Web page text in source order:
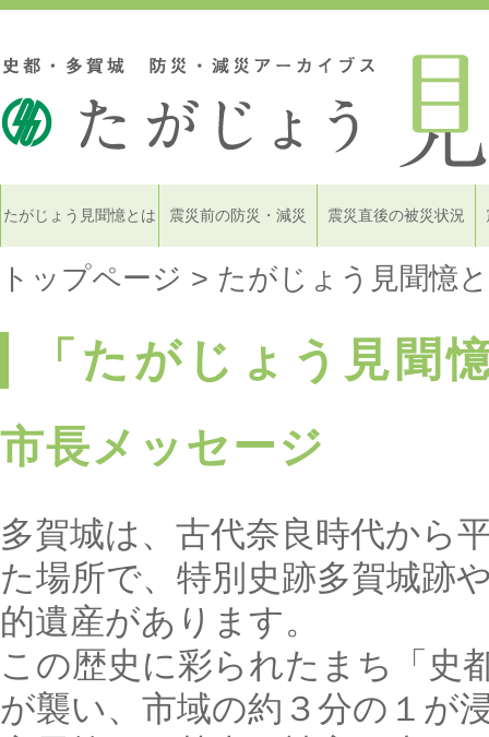
たがじょう見聞憶とは 震災前の防災・減災 震災直後の被災状況
トップページ > たがじょう見聞憶
「たがじょう見聞
市長メッセージ
多賀城は、古代奈良時代から
た場所で、特別史跡多賀城跡
的遺産があります。
この歴史に彩られたまち「史
が襲い、市域の約３分の１が